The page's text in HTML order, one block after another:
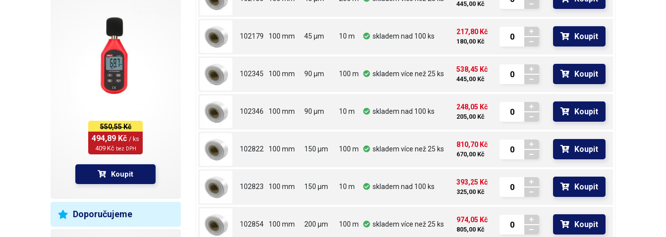
550,55 Kč
494,89 Kč / ks
409 Kč bez DPH
Koupit
Doporučujeme
445,00 Kč
102179 100 mm 45 µm 10 m skladem nad 100 ks
217,80 Kč
180,00 Kč
Koupit
102345 100 mm 90 µm 100 m skladem více než 25 ks
538,45 Kč
445,00 Kč
Koupit
102346 100 mm 90 µm 10 m skladem nad 100 ks
248,05 Kč
205,00 Kč
Koupit
102822 100 mm 150 µm 100 m skladem více než 25 ks
810,70 Kč
670,00 Kč
Koupit
102823 100 mm 150 µm 10 m skladem nad 100 ks
393,25 Kč
325,00 Kč
Koupit
102854 100 mm 200 µm 100 m skladem více než 25 ks
974,05 Kč
805,00 Kč
Koupit